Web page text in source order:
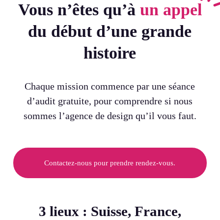
Vous n’êtes qu’à un appel
du début d’une grande
histoire
Chaque mission commence par une séance
d’audit gratuite, pour comprendre si nous
sommes l’agence de design qu’il vous faut.
Contactez-nous pour prendre rendez-vous.
3 lieux : Suisse, France,